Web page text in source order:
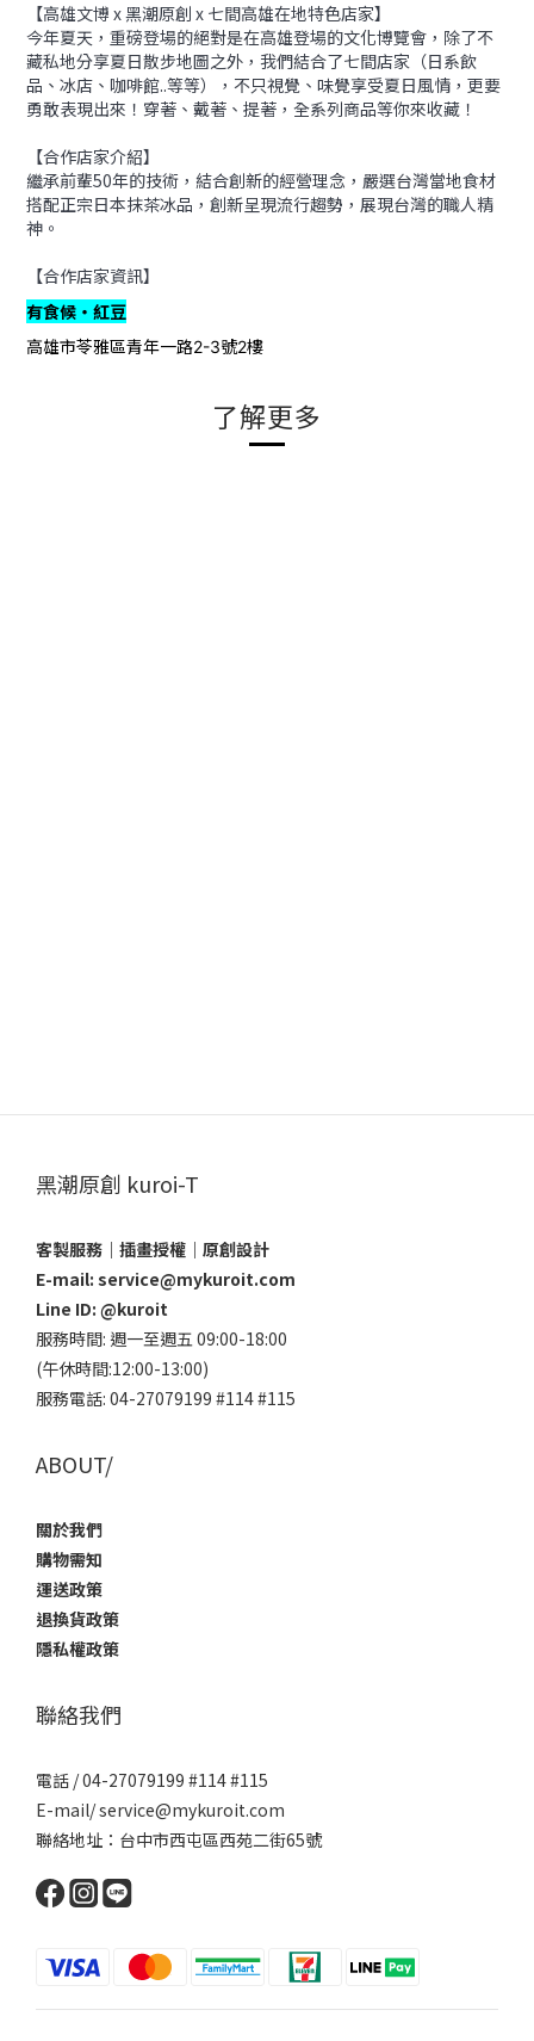
【高雄文博 x 黑潮原創 x 七間高雄在地特色店家】
今年夏天，重磅登場的絕對是在高雄登場的文化博覽會，除了不
藏私地分享夏日散步地圖之外，我們結合了七間店家（日系飲
品、冰店、咖啡館..等等），不只視覺、味覺享受夏日風情，更要
勇敢表現出來！穿著、戴著、提著，全系列商品等你來收藏！
【合作店家介紹】
繼承前輩50年的技術，結合創新的經營理念，嚴選台灣當地食材
搭配正宗日本抹茶冰品，創新呈現流行趨勢，展現台灣的職人精
神。
【合作店家資訊】
有食候・紅豆
高雄市苓雅區青年一路2-3號2樓
了解更多
黑潮原創 kuroi-T
客製服務｜插畫授權｜原創設計
E-mail: service@mykuroit.com
Line ID: @kuroit
服務時間: 週一至週五 09:00-18:00
(午休時間:12:00-13:00)
服務電話: 04-27079199 #114 #115
ABOUT/
關於我們
購物需知
運送政策
退換貨政策
隱私權政策
聯絡我們
電話 / 04-27079199 #114 #115
E-mail/ service@mykuroit.com
聯絡地址：台中市西屯區西苑二街65號